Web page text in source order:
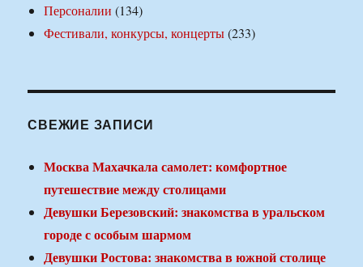
Персоналии (134)
Фестивали, конкурсы, концерты(233)
СВЕЖИЕ ЗАПИСИ
Москва Махачкала самолет: комфортное
путешествие между столицами
Девушки Березовский: знакомства в уральском
городе с особым шармом
Девушки Ростова: знакомства в южной столице